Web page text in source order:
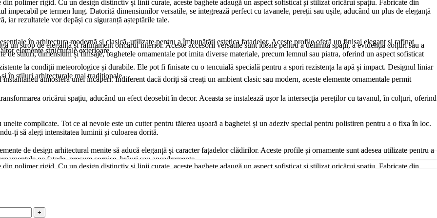
din polimer rigid. Cu un design distinctiv și linii curate, aceste baghete adaugă un aspect sofisticat și stilizat oricărui spațiu. Fabricate din
impecabil pe termen lung. Datorită dimensiunilor versatile, se integrează perfect cu tavanele, pereții sau ușile, aducând un plus de eleganță
iar rezultatele vor depăși cu siguranță așteptările tale.
oricărui spațiu, aducând un efect deosebit în decor. Aceasta se instalează ușor la intersecția pereților cu tavanul, în colțuri, oferind
complicate. Tot ce ai nevoie este un cutter pentru tăierea ușoară a baghetei și un adeziv special pentru polistiren pentru a o fixa în loc.
ți să alegi intensitatea luminii și culoarea dorită.
punct de interes vizual, dar oferi camerei tale o dimensiune unică care combină eleganța și modernitatea, creând interes vizual. Poți să
în arhitectura modernă și clasică, utilizate pentru a îmbunătăți estetica fațadelor. Aceste profile oferă un finisaj elegant și rafinat
elemente structurale exterioare.
la condiții meteorologice și durabile. Ele pot fi finisate cu o tencuială specială pentru a spori rezistența la apă și impact. Designul liniar
în stiluri arhitecturale mai tradiționale.
de design arhitectural menite să aducă eleganță și caracter fațadelor clădirilor. Aceste profile și ornamente sunt adesea utilizate pentru a
pe fațade, precum cornișe, brâuri sau ancadramente.
la intemperii, oferind o durabilitate ridicată chiar și în condiții climatice dure. După aplicare, profilele sunt acoperite cu o tencuială
impact.
un strop de eleganță și rafinament oricărui interior. Aceste accesorii versatile sunt ideale pentru a delimita spații, a evidenția colțuri sau a
de stiluri, dimensiuni și finisaje, baghetele ornamentale pot imita diverse materiale, precum lemnul sau piatra, oferind un aspect sofisticat
atmosfera unei încăperi. Indiferent dacă doriți să creați un ambient clasic sau modern, aceste elemente ornamentale permit
polimer rigid. Cu un design distinctiv și linii curate, aceste baghete adaugă un aspect sofisticat și stilizat oricărui spațiu. Fabricate din
impecabil pe termen lung. Datorită dimensiunilor versatile, se integrează perfect cu tavanele, pereții sau ușile, aducând un plus de eleganță
iar rezultatele vor depăși cu siguranță așteptările tale.